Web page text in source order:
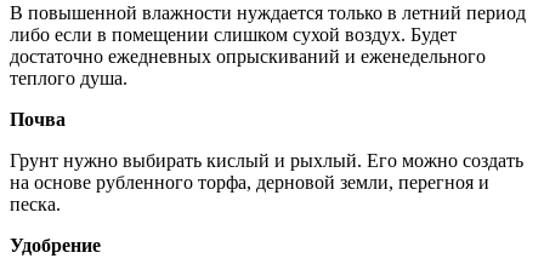
В повышенной влажности нуждается только в летний период
либо если в помещении слишком сухой воздух. Будет
достаточно ежедневных опрыскиваний и еженедельного
теплого душа.
Почва
Грунт нужно выбирать кислый и рыхлый. Его можно создать
на основе рубленного торфа, дерновой земли, перегноя и
песка.
Удобрение